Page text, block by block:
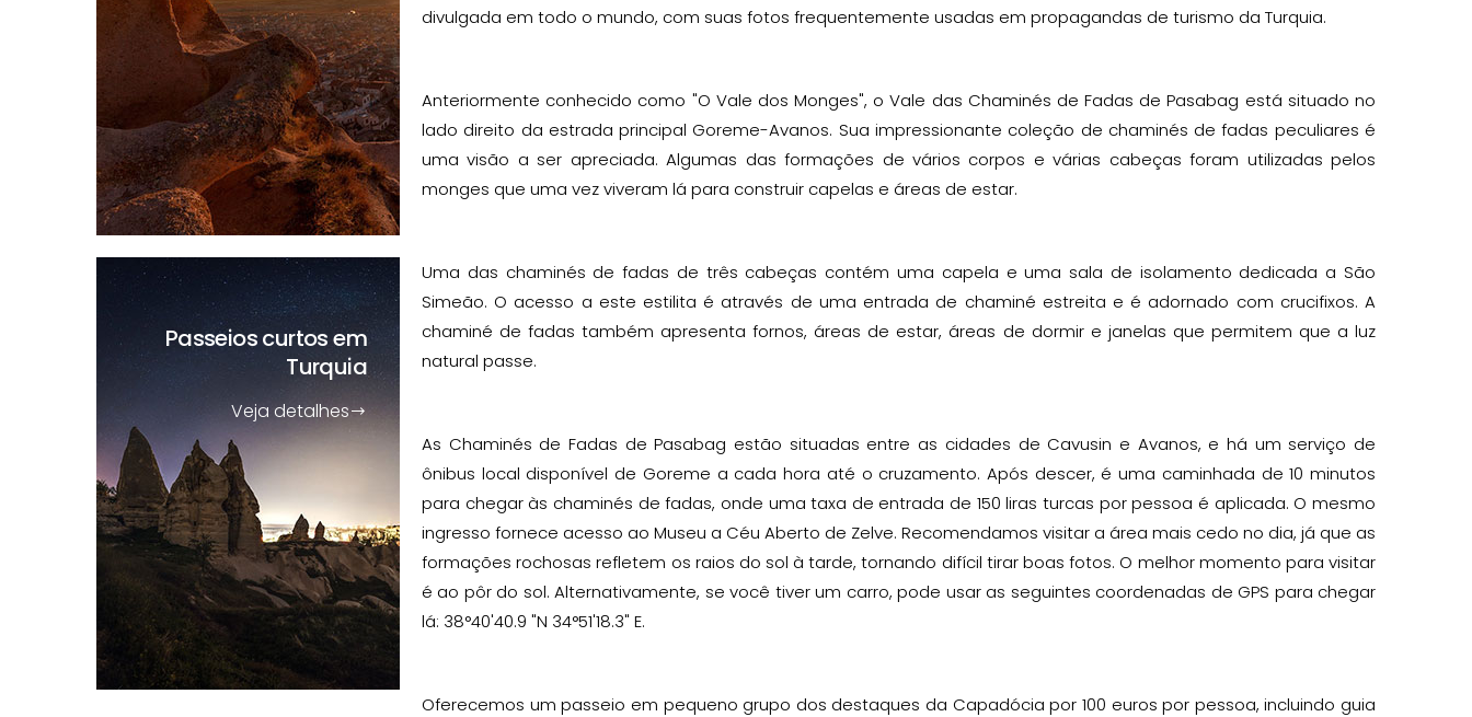
divulgada em todo o mundo, com suas fotos frequentemente usadas em propagandas de turismo da Turquia.
Anteriormente conhecido como "O Vale dos Monges", o Vale das Chaminés de Fadas de Pasabag está situado no
lado direito da estrada principal Goreme-Avanos. Sua impressionante coleção de chaminés de fadas peculiares é
uma visão a ser apreciada. Algumas das formações de vários corpos e várias cabeças foram utilizadas pelos
monges que uma vez viveram lá para construir capelas e áreas de estar.
Uma das chaminés de fadas de três cabeças contém uma capela e uma sala de isolamento dedicada a São
Simeão. O acesso a este estilita é através de uma entrada de chaminé estreita e é adornado com crucifixos. A
chaminé de fadas também apresenta fornos, áreas de estar, áreas de dormir e janelas que permitem que a luz
natural passe.
As Chaminés de Fadas de Pasabag estão situadas entre as cidades de Cavusin e Avanos, e há um serviço de
ônibus local disponível de Goreme a cada hora até o cruzamento. Após descer, é uma caminhada de 10 minutos
para chegar às chaminés de fadas, onde uma taxa de entrada de 150 liras turcas por pessoa é aplicada. O mesmo
ingresso fornece acesso ao Museu a Céu Aberto de Zelve. Recomendamos visitar a área mais cedo no dia, já que as
formações rochosas refletem os raios do sol à tarde, tornando difícil tirar boas fotos. O melhor momento para visitar
é ao pôr do sol. Alternativamente, se você tiver um carro, pode usar as seguintes coordenadas de GPS para chegar
lá: 38°40'40.9 "N 34°51'18.3" E.
Oferecemos um passeio em pequeno grupo dos destaques da Capadócia por 100 euros por pessoa, incluindo guia
Passeios curtosem
Turquia
Veja detalhes